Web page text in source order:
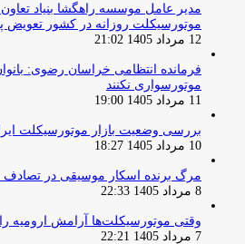
مدیر عامل موسسه راهگشا بنیاد
موتورسیکلت روزانه در کشور تعویض
12 مرداد 1405 21:02
فرمانده انتظامی خراسان رضوی:
موتورسواری نکنند
11 مرداد 1405 19:00
بررسی وضعیت بازار موتورسیکلت
10 مرداد 1405 18:27
مرگ برنده اسکار موسیقی در تصادف
8 مرداد 1405 22:33
وقتی موتورسیکلت‌ها آرامش ارومیه
7 مرداد 1405 22:21